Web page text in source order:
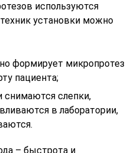
используются
установки можно
формирует микропротез
пациента;
снимаются слепки,
в лаборатории,
– быстрота и